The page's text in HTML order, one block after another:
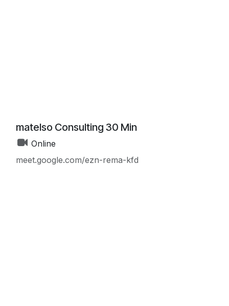
matelso Consulting 30 Min
Online
meet.google.com/ezn-rema-kfd